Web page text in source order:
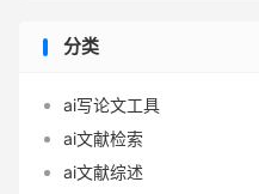
分类
ai写论文工具
ai文献检索
ai文献综述